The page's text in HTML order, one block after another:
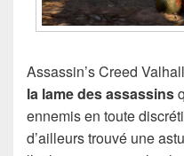
Assassin’s Creed
la lame des assassins
ennemis en toute
d’ailleurs trouvé une